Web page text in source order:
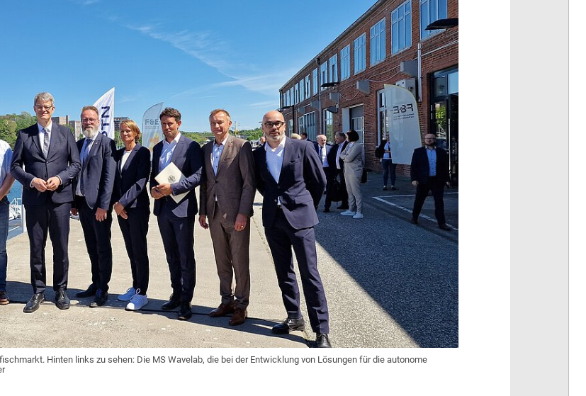
Hinten links zu sehen: Die MS Wavelab, die bei der Entwicklung von Lösungen für die autonome